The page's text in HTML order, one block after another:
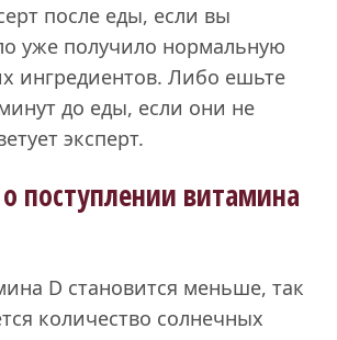
после еды, если вы
уже получило нормальную
ингредиентов. Либо ешьте
до еды, если они не
эксперт.
поступлении витамина
D становится меньше, так
количество солнечных